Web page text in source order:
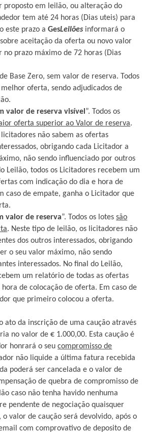
proposto em leilão, ou alteração do
tem até 24 horas (Dias uteis) para
este prazo aGesLeilões informará o
aceitação da oferta ou novo valor
no prazo máximo de 72 horas (Dias
Base Zero, sem valor de reserva. Todos
oferta, sendo adjudicados de
valor de reserva visível ”. Todos os
oferta superior ao Valor de reserva.
não sabem as ofertas
obrigando cada Licitador a
não sendo influenciado por outros
Leilão, todos os Licitadores recebem um
com indicação do dia e hora de
caso de empate, ganha o Licitador que
valor de reserva”. Todos os lotessão
. Neste tipo de leilão, os licitadores não
dos outros interessados, obrigando
o seu valor máximo, não sendo
interessados. No final do Leilão,
um relatório de todas as ofertas
de colocação de oferta. Em caso de
que primeiro colocou a oferta.
ato da inscrição de uma caução através
no valor de € 1.000,00. Esta caução é
honrará o seucompromisso de
não liquide a última fatura recebida
poderá ser cancelada e o valor de
de quebra de compromisso de
caso não tenha havido nenhuma
pendente de negociação quaisquer
o valor de caução será devolvido, após o
com comprovativo de deposito de